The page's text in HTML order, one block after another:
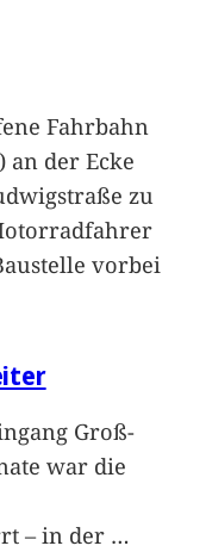
Fahrbahn
an der Ecke
zu
vorbei
Groß-
war die
– in der …